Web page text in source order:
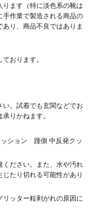
ります（特に淡色系の靴は
手作業で製造される商品の
り、商品不良ではありま
おります。
い。試着でも玄関などでお
りかねます。
ション 踵側 中反発クッ
ください。また、水や汚れ
たり切れる可能性があり
リッター粒剥がれの原因に